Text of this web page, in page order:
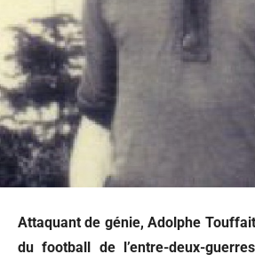
Attaquant de génie, Adolphe
du football de l’entre-deux-